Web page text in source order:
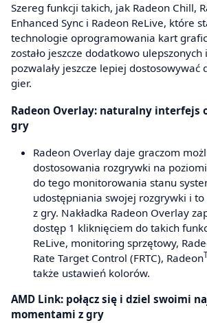
Szereg funkcji takich, jak Radeon Chill,
Enhanced Sync i Radeon ReLive, które
technologie oprogramowania kart
zostało jeszcze dodatkowo
pozwalały jeszcze lepiej dostosowywać
gier.
Radeon Overlay: naturalny interfejs
gry
Radeon Overlay daje graczom
dostosowania rozgrywki na
do tego monitorowania stanu
udostępniania swojej rozgrywki i to
z gry. Nakładka Radeon Overlay
dostęp 1 kliknięciem do takich
ReLive, monitoring sprzętowy,
Rate Target Control (FRTC), Radeon
także ustawień kolorów.
AMD Link: połącz się i dziel swoimi
momentami z gry